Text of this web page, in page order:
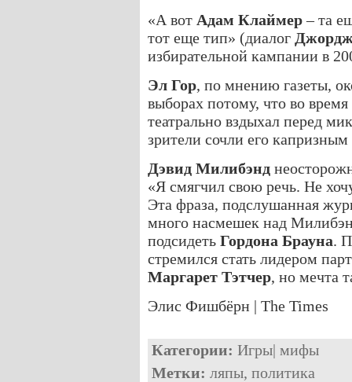
«А вот Адам Клаймер– та
тот еще тип» (диалог
избирательной кампании в
Эл Гор, по мнению газеты,
выборах потому, что во
театрально вздыхал перед
зрители сочли его
Дэвид Милибэнд
«Я смягчил свою речь. Не
Эта фраза, подслушанная
много насмешек над
подсидеть Гордона Брауна.
стремился стать лидером
Маргарет Тэтчер, но мечта
Элис Фишбёрн | The Times
Категории: Игры| мифы
Метки: ляпы, политика